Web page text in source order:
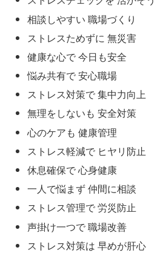
相談しやすい 職場づくり
ストレスためずに 無災害
健康な心で 今日も安全
悩み共有で 安心職場
ストレス対策で 集中力向上
無理をしないも 安全対策
心のケアも 健康管理
ストレス軽減で ヒヤリ防止
休息確保で 心身健康
一人で悩まず 仲間に相談
ストレス管理で 労災防止
声掛け一つで 職場改善
ストレス対策は 早めが肝心